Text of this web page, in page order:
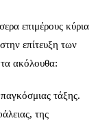
επιμέρους κύρια
επίτευξη των
ακόλουθα:
τάξης.
της